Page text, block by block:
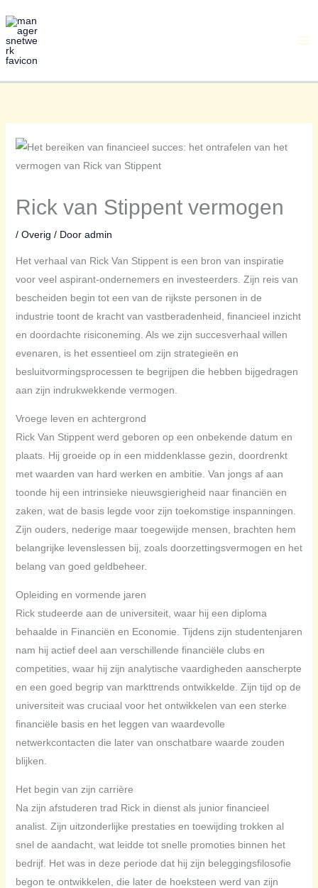
naar
de
inhoud
Rick van Stippent vermogen
/ Overig / Door admin
Het verhaal van Rick Van Stippent is een bron van inspiratie
voor veel aspirant-ondernemers en investeerders. Zijn reis van
bescheiden begin tot een van de rijkste personen in de
industrie toont de kracht van vastberadenheid, financieel inzicht
en doordachte risiconeming. Als we zijn succesverhaal willen
evenaren, is het essentieel om zijn strategieën en
besluitvormingsprocessen te begrijpen die hebben bijgedragen
aan zijn indrukwekkende vermogen.
Vroege leven en achtergrond
Rick Van Stippent werd geboren op een onbekende datum en
plaats. Hij groeide op in een middenklasse gezin, doordrenkt
met waarden van hard werken en ambitie. Van jongs af aan
toonde hij een intrinsieke nieuwsgierigheid naar financiën en
zaken, wat de basis legde voor zijn toekomstige inspanningen.
Zijn ouders, nederige maar toegewijde mensen, brachten hem
belangrijke levenslessen bij, zoals doorzettingsvermogen en het
belang van goed geldbeheer.
Opleiding en vormende jaren
Rick studeerde aan de universiteit, waar hij een diploma
behaalde in Financiën en Economie. Tijdens zijn studentenjaren
nam hij actief deel aan verschillende financiële clubs en
competities, waar hij zijn analytische vaardigheden aanscherpte
en een goed begrip van markttrends ontwikkelde. Zijn tijd op de
universiteit was cruciaal voor het ontwikkelen van een sterke
financiële basis en het leggen van waardevolle
netwerkcontacten die later van onschatbare waarde zouden
blijken.
Het begin van zijn carrière
Na zijn afstuderen trad Rick in dienst als junior financieel
analist. Zijn uitzonderlijke prestaties en toewijding trokken al
snel de aandacht, wat leidde tot snelle promoties binnen het
bedrijf. Het was in deze periode dat hij zijn beleggingsfilosofie
begon te ontwikkelen, die later de hoeksteen werd van zijn